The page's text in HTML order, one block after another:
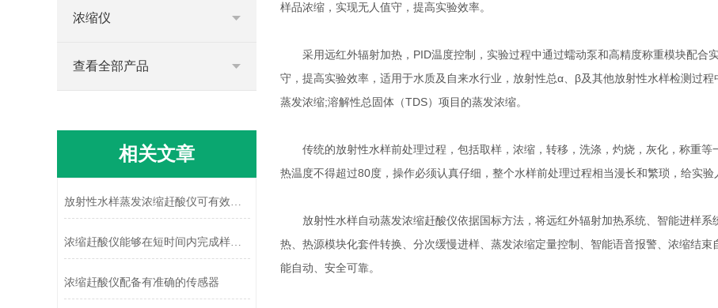
样品浓缩，实现无人值守，提高实验效率。
采用远红外辐射加热，PID温度控制，实验过程中通过蠕动泵和高精度称重模块配合
守，提高实验效率，适用于水质及自来水行业，放射性总α、β及其他放射性水样检测过
蒸发浓缩;溶解性总固体（TDS）项目的蒸发浓缩。
传统的放射性水样前处理过程，包括取样，浓缩，转移，洗涤，灼烧，灰化，称重等
热温度不得超过80度，操作必须认真仔细，整个水样前处理过程相当漫长和繁琐，给实验
放射性水样自动蒸发浓缩赶酸仪依据国标方法，将远红外辐射加热系统、智能进样系
热、热源模块化套件转换、分次缓慢进样、蒸发浓缩定量控制、智能语音报警、浓缩结
能自动、安全可靠。
浓缩仪
查看全部产品
相关文章
放射性水样蒸发浓缩赶酸仪可有效提升检测结果的可靠性
浓缩赶酸仪能够在短时间内完成样品的快速浓缩操作
浓缩赶酸仪配备有准确的传感器